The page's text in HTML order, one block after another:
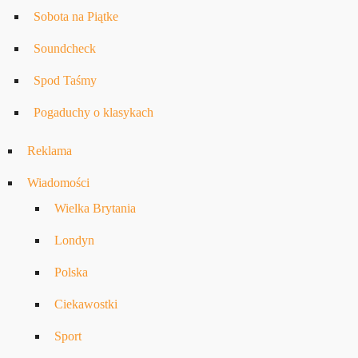
Sobota na Piątke
Soundcheck
Spod Taśmy
Pogaduchy o klasykach
Reklama
Wiadomości
Wielka Brytania
Londyn
Polska
Ciekawostki
Sport